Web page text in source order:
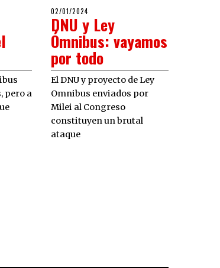
pero a
POSTED
ON
02/01/2024
DNU y Ley
Ómnibus: vayamos
por todo
El DNU y proyecto de Ley
Omnibus enviados por
Milei al Congreso
constituyen un brutal
ataque